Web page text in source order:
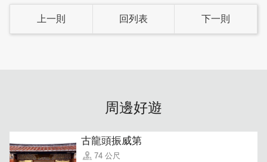
上一則 回列表 下一則
周邊好遊
古龍頭振威第
74 公尺